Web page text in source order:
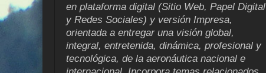
en plataforma digital (Sitio Web, Papel Digital
y Redes Sociales) y versión Impresa,
orientada a entregar una visión global,
integral, entretenida, dinámica, profesional y
tecnológica, de la aeronáutica nacional e